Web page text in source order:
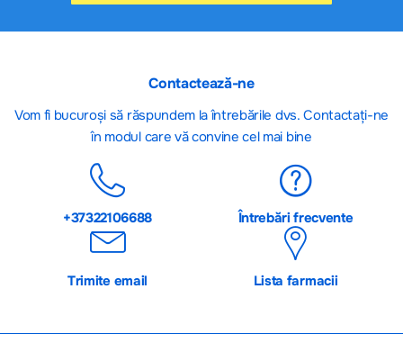
Contactează-ne
Vom fi bucuroși să răspundem la întrebările dvs. Contactați-ne
în modul care vă convine cel mai bine
+37322106688 Întrebări frecvente
Trimite email Lista farmacii